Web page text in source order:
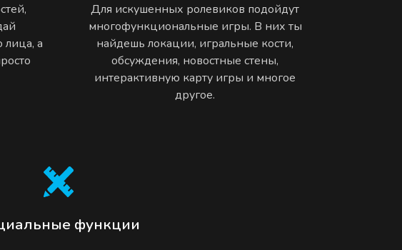
лица, а
Для искушенных ролевиков подойдут
многофункциональные игры. В них ты
найдешь локации, игральные кости,
обсуждения, новостные стены,
интерактивную карту игры и многое
другое.
функции